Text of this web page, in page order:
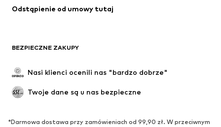
Odstąpienie od umowy tutaj
BEZPIECZNE ZAKUPY
Nasi klienci ocenili nas "bardzo dobrze"
Twoje dane są u nas bezpieczne
*Darmowa dostawa przy zamówieniach od 99,90 zł. W przeciwnym